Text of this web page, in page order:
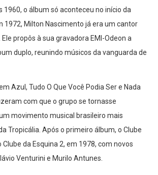
1960, o álbum só aconteceu no início da
1972, Milton Nascimento já era um cantor
propôs à sua gravadora EMI-Odeon a
duplo, reunindo músicos da vanguarda de
Azul, Tudo O Que Você Podia Ser e Nada
com que o grupo se tornasse
movimento musical brasileiro mais
Tropicália. Após o primeiro álbum, o Clube
Clube da Esquina 2, em 1978, com novos
Venturini e Murilo Antunes.